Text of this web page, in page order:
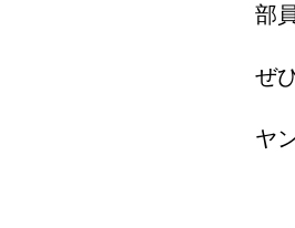
部
ぜ
ヤ